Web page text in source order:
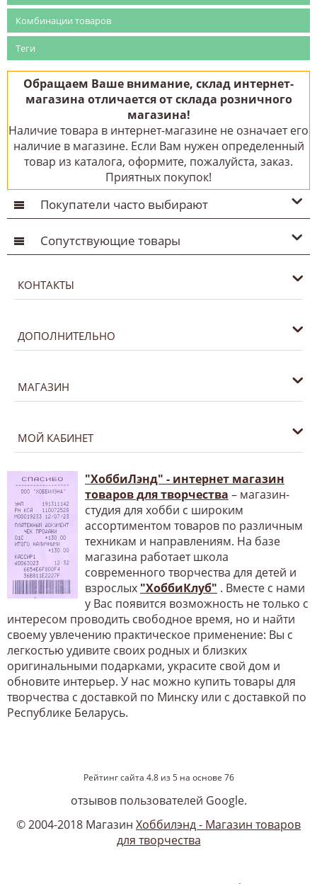
Комбинации товаров
Теги
Обращаем Ваше внимание, склад интернет-
магазина отличается от склада розничного
магазина!
Наличие товара в интернет-магазине не означает его
наличие в магазине. Если Вам нужен определенный
товар из каталога, оформите, пожалуйста, заказ.
Приятных покупок!
Покупатели часто выбирают
Сопутствующие товары
КОНТАКТЫ
ДОПОЛНИТЕЛЬНО
МАГАЗИН
МОЙ КАБИНЕТ
"ХоббиЛэнд" - интернет магазин
товаров для творчества – магазин-
студия для хобби с широким
ассортиментом товаров по различным
техникам и направлениям. На базе
магазина работает школа
современного творчества для детей и
взрослых "ХоббиКлуб" . Вместе с нами
у Вас появится возможность не только с
интересом проводить свободное время, но и найти
своему увлечению практическое применение: Вы с
легкостью удивите своих родных и близких
оригинальными подарками, украсите свой дом и
обновите интерьер. У нас можно купить товары для
творчества с доставкой по Минску или с доставкой по
Республике Беларусь.
Рейтинг сайта 4.8из5на основе 76
отзывов пользователей Google.
© 2004-2018 Магазин Хоббилэнд - Магазин товаров
для творчества